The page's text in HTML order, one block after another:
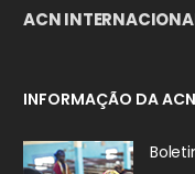
ACN
INFORMAÇÃO DA ACN